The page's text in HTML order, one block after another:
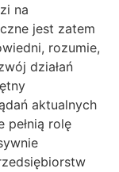
na
jest zatem
rozumie,
działań
aktualnych
pełnią rolę